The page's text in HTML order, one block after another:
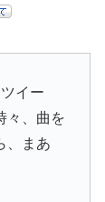
イー
々、曲を
、まあ